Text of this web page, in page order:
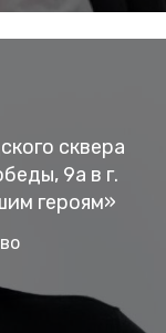
сквера
9а в г.
героям»